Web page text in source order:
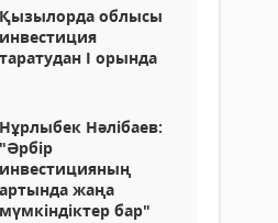
Қызылорда облысы
инвестиция
таратудан І орында
Нұрлыбек Нәлібаев:
"Әрбір
инвестицияның
артында жаңа
мүмкіндіктер бар"